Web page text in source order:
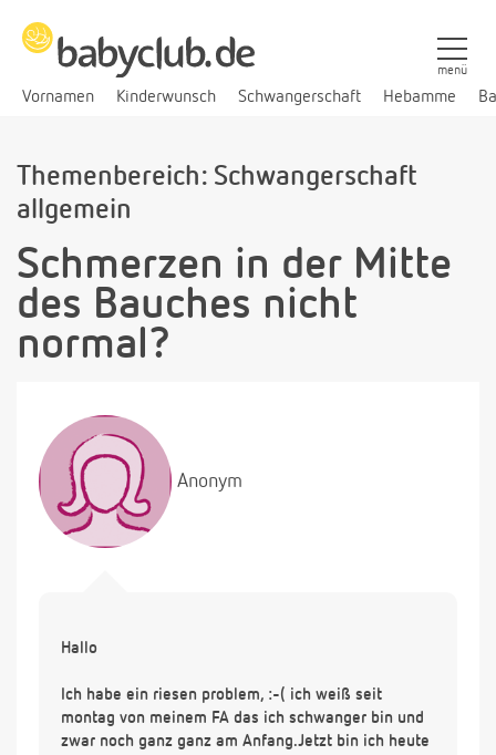
Vornamen Kinderwunsch Schwangerschaft Hebamme
menü
Themenbereich: Schwangerschaft
allgemein
Schmerzen in der Mitte
des Bauches nicht
normal?
Anonym
Hallo
Ich habe ein riesen problem, :-( ich weiß seit
montag von meinem FA das ich schwanger bin und
zwar noch ganz ganz am Anfang.Jetzt bin ich heute